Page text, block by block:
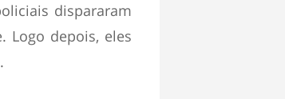
dispararam
Logo depois, eles